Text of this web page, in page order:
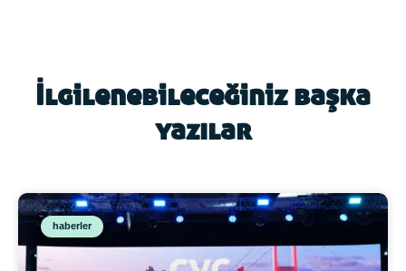
İlgilenebileceğiniz başka
yazılar
haberler